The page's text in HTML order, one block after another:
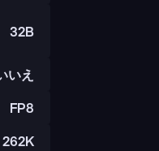
32B
いえ
FP8
262K